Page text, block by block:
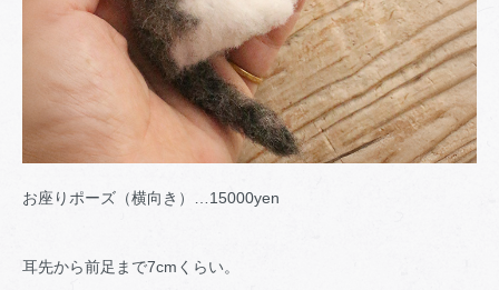
お座りポーズ（横向き）…15000yen
耳先から前足まで7cmくらい。